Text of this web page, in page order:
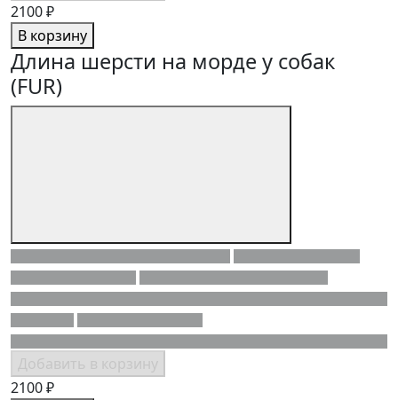
2100 ₽
В корзину
Длина шерсти на морде у собак
(FUR)
2100 ₽